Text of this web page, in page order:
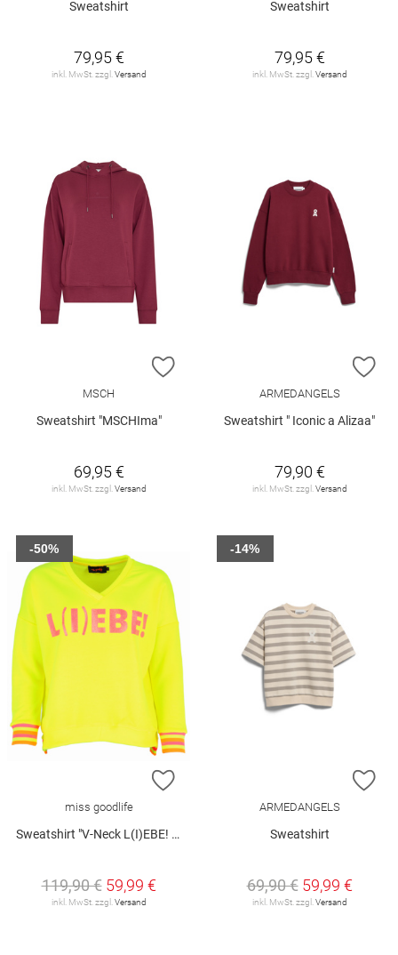
Sweatshirt
79,95 €
inkl. MwSt. zzgl.Versand
Sweatshirt
79,95 €
inkl. MwSt. zzgl.Versand
ZUR WUNSCHLISTE HINZUFÜGEN
MSCH
Sweatshirt "MSCHIma"
69,95 €
inkl. MwSt. zzgl. Versand
ARMEDANGELS
Sweatshirt " Iconic a Alizaa"
79,90 €
inkl. MwSt. zzgl. Versand
ZUR WUNSCHLISTE HINZUFÜGEN
miss goodlife
Sweatshirt "V-Neck L(I)EBE! Glitter"
119,90 € 59,99 €
inkl. MwSt. zzgl.Versand
-50%
ARMEDANGELS
Sweatshirt
69,90 € 59,99 €
inkl. MwSt. zzgl.Versand
-14%